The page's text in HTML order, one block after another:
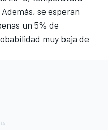
se esperan
un 5% de
muy baja de